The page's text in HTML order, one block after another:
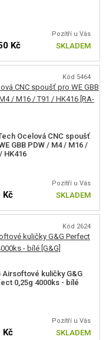
Pozítří u Vás
Kč SKLADEM
Kód 5464
Ocelová CNC spoušť
GBB PDW / M4 / M16 /
HK416
Pozítří u Vás
Kč SKLADEM
Kód 2624
Airsoftové kuličky G&G
0,25g 4000ks - bílé
Pozítří u Vás
Kč SKLADEM